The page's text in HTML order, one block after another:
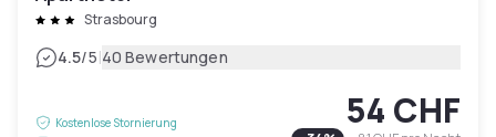
Strasbourg
4.5/5|40 Bewertungen
Kostenlose Stornierung
54 CHF